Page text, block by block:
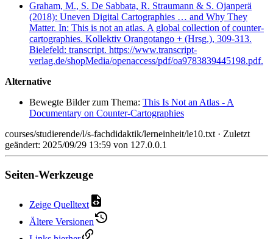
Graham, M., S. De Sabbata, R. Straumann & S. Ojanperä
(2018): Uneven Digital Cartographies … and Why They
Matter. In: This is not an atlas. A global collection of counter-
cartographies. Kollektiv Orangotango + (Hrsg.), 309-313.
Bielefeld: transcript. https://www.transcript-
verlag.de/shopMedia/openaccess/pdf/oa9783839445198.pdf.
Alternative
Bewegte Bilder zum Thema: This Is Not an Atlas - A
Documentary on Counter-Cartographies
courses/studierende/l/s-fachdidaktik/lerneinheit/le10.txt· Zuletzt
geändert: 2025/09/29 13:59 von 127.0.0.1
Seiten-Werkzeuge
Zeige Quelltext
Ältere Versionen